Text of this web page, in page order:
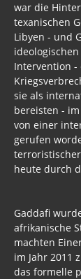
war die
texanischen
Libyen - und
Intervention -
sie als
bereisten -
von einer
gerufen
heute durch
Gaddafi
afrikanische
machten
im Jahr 2011
das formelle